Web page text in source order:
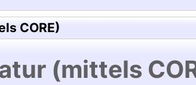
CORE)
(mittels